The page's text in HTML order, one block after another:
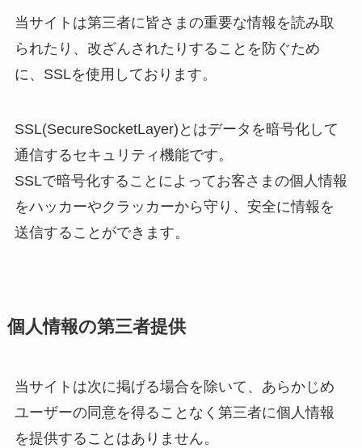
当サイトは第三者に皆さまの重要な情報を読み取
られたり、改ざんされたりすることを防ぐため
に、SSLを使用しております。
SSL(SecureSocketLayer)とはデータを暗号化して
通信するセキュリティ機能です。
SSLで暗号化することによってお客さまの個人情報
をハッカーやクラッカーから守り、安全に情報を
送信することができます。
個人情報の第三者提供
当サイトは次に掲げる場合を除いて、あらかじめ
ユーザーの同意を得ることなく第三者に個人情報
を提供することはありません。